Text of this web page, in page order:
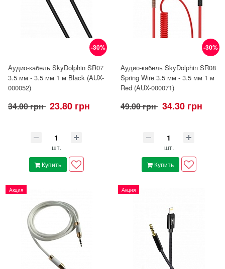
-30%
Аудио-кабель SkyDolphin SR07
3.5 мм - 3.5 мм 1 м Black (AUX-
000052)
34.00 грн 23.80 грн
шт.
Купить
-30%
Аудио-кабель SkyDolphin SR08
Spring Wire 3.5 мм - 3.5 мм 1 м
Red (AUX-000071)
49.00 грн 34.30 грн
шт.
Купить
Акция Акция